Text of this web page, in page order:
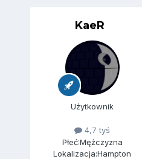
KaeR
Użytkownik
4,7 tyś
Płeć:Mężczyzna
Lokalizacja:Hampton